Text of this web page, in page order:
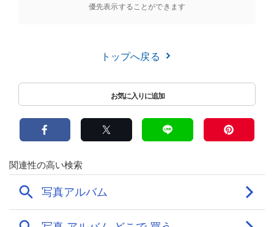
優先表示することができます
トップへ戻る